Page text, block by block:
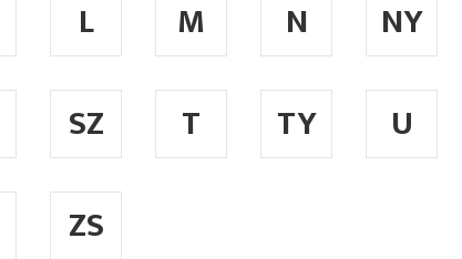
L M N NY
SZ T TY U
ZS